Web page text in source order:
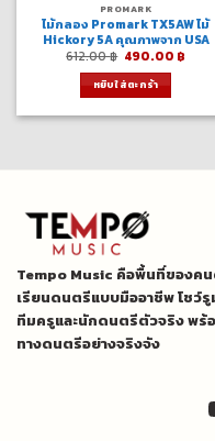
PROMARK
ไม้กลอง Promark TX5AW ไม้
Hickory 5A คุณภาพจาก USA
612.00฿ Original
was:
612.00 ฿.
490.00 ฿
หยิบใส่ตะกร้า
Tempo Music คือพื้นที่ของค
เรียนดนตรีแบบมืออาชีพ โชว์
ทีมครูและนักดนตรีตัวจริง พร้
ทางดนตรีอย่างจริงจัง